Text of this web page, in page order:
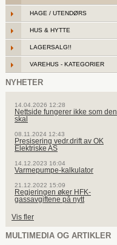
HAGE / UTENDØRS
HUS & HYTTE
LAGERSALG!!
VAREHUS - KATEGORIER
NYHETER
14.04.2026 12:28
Nettside fungerer ikke som den
skal
08.11.2024 12:43
Presisering vedr.drift av OK
Elektriske AS
14.12.2023 16:04
Varmepumpe-kalkulator
21.12.2022 15:09
Regjeringen øker HFK-
gassavgiftene på nytt
Vis fler
MULTIMEDIA OG ARTIKLER